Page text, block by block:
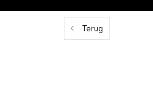
Terug